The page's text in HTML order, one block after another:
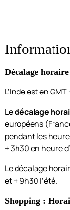
Décalage
L’Inde est en GMT
Ledécalage
européens
pendant les
+ 3h30 en heure
Le décalage
et + 9h30 l’été.
Shopping :